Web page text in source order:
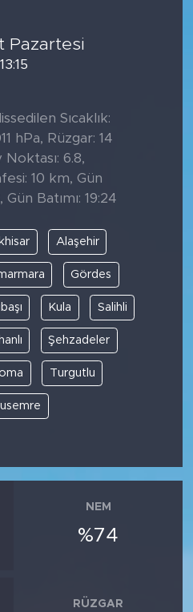
Pazartesi
13:15
Sıcaklık:
hPa, Rüzgar: 14
Noktası: 6.8,
10 km, Gün
Batımı: 19:24
Alaşehir
Gördes
Kula Salihli
Şehzadeler
Turgutlu
NEM
%74
RÜZGAR